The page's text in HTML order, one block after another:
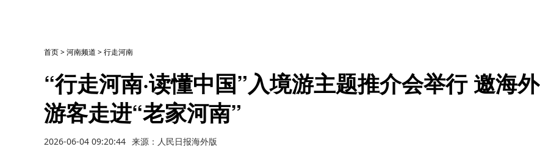
首页>河南频道 >行走河南
“行走河南·读懂中国”入境游主题推介会举行 邀海外
游客走进“老家河南”
2026-06-04 09:20:44 来源：人民日报海外版